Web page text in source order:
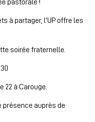
pastorale !
à partager, l’UP offre les
soirée fraternelle.
22 à Carouge.
présence auprès de